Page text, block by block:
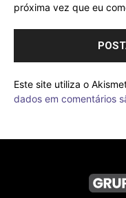
próxima vez que eu
Este site utiliza o
dados em comentários